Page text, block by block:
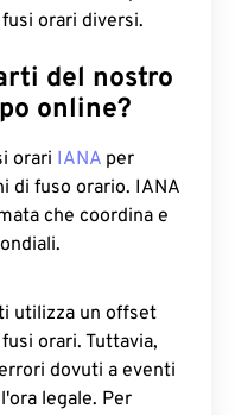
orari diversi.
del nostro
online?
orari IANA per
di fuso orario. IANA
che coordina e
utilizza un offset
orari. Tuttavia,
dovuti a eventi
legale. Per